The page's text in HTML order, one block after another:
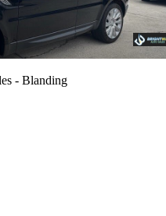
- Blanding